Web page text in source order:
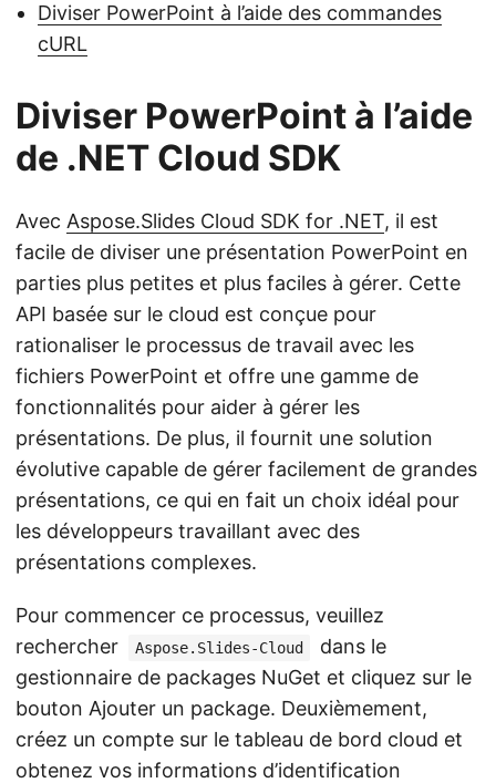
Diviser PowerPoint à l’aide des commandes
cURL
Diviser PowerPoint à l’aide
de .NET Cloud SDK
Avec Aspose.Slides Cloud SDK for .NET, il est
facile de diviser une présentation PowerPoint en
parties plus petites et plus faciles à gérer. Cette
API basée sur le cloud est conçue pour
rationaliser le processus de travail avec les
fichiers PowerPoint et offre une gamme de
fonctionnalités pour aider à gérer les
présentations. De plus, il fournit une solution
évolutive capable de gérer facilement de grandes
présentations, ce qui en fait un choix idéal pour
les développeurs travaillant avec des
présentations complexes.
Pour commencer ce processus, veuillez
rechercher
Aspose.Slides-Cloud
dans le
gestionnaire de packages NuGet et cliquez sur le
bouton Ajouter un package. Deuxièmement,
créez un compte sur le tableau de bord cloud et
obtenez vos informations d’identification